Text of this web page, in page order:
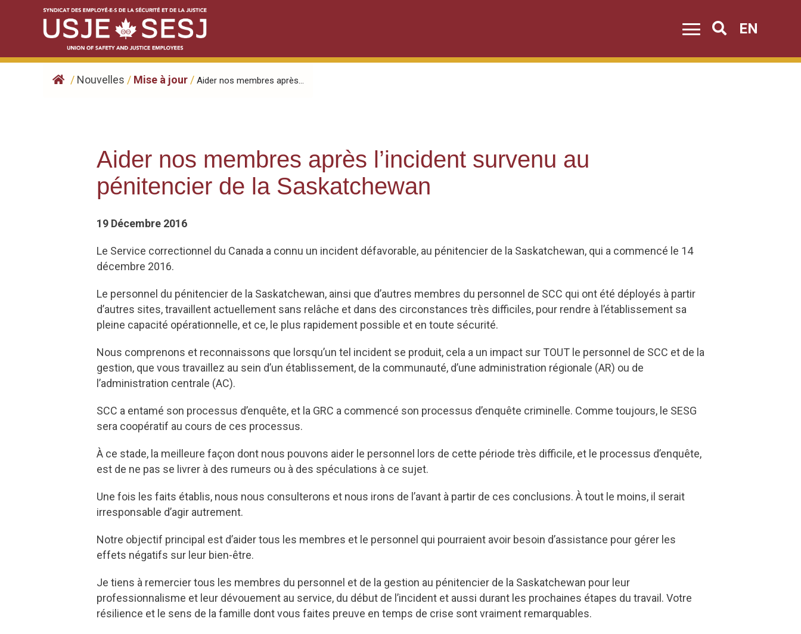
Search
EN
/ Nouvelles / Mise à jour / Aider nos membres après...
Aider nos membres après l’incident survenu au
pénitencier de la Saskatchewan
19 Décembre 2016
Le Service correctionnel du Canada a connu un incident défavorable, au pénitencier de la Saskatchewan, qui a commencé le 14
décembre 2016.
Le personnel du pénitencier de la Saskatchewan, ainsi que d’autres membres du personnel de SCC qui ont été déployés à partir
d’autres sites, travaillent actuellement sans relâche et dans des circonstances très difficiles, pour rendre à l’établissement sa
pleine capacité opérationnelle, et ce, le plus rapidement possible et en toute sécurité.
Nous comprenons et reconnaissons que lorsqu’un tel incident se produit, cela a un impact sur TOUT le personnel de SCC et de la
gestion, que vous travaillez au sein d’un établissement, de la communauté, d’une administration régionale (AR) ou de
l’administration centrale (AC).
SCC a entamé son processus d’enquête, et la GRC a commencé son processus d’enquête criminelle. Comme toujours, le SESG
sera coopératif au cours de ces processus.
À ce stade, la meilleure façon dont nous pouvons aider le personnel lors de cette période très difficile, et le processus d’enquête,
est de ne pas se livrer à des rumeurs ou à des spéculations à ce sujet.
Une fois les faits établis, nous nous consulterons et nous irons de l’avant à partir de ces conclusions. À tout le moins, il serait
irresponsable d’agir autrement.
Notre objectif principal est d’aider tous les membres et le personnel qui pourraient avoir besoin d’assistance pour gérer les
effets négatifs sur leur bien-être.
Je tiens à remercier tous les membres du personnel et de la gestion au pénitencier de la Saskatchewan pour leur
professionnalisme et leur dévouement au service, du début de l’incident et aussi durant les prochaines étapes du travail. Votre
résilience et le sens de la famille dont vous faites preuve en temps de crise sont vraiment remarquables.